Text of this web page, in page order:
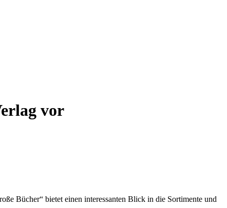
vor
Bücher“ bietet einen interessanten Blick in die Sortimente und